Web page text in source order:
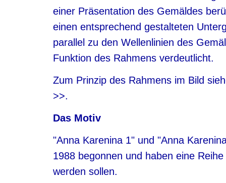
einer Präsentation des Gemäldes
einen entsprechend gestalteten
parallel zu den Wellenlinien des
Funktion des Rahmens verdeutlicht.
Zum Prinzip des Rahmens im Bild
>>.
Das Motiv
"Anna Karenina 1" und "Anna
1988 begonnen und haben eine
werden sollen.